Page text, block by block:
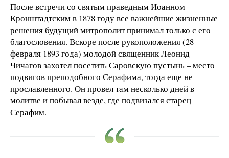
После встречи со святым праведным Иоанном
Кронштадтским в 1878 году все важнейшие жизненные
решения будущий митрополит принимал только с его
благословения. Вскоре после рукоположения (28
февраля 1893 года) молодой священник Леонид
Чичагов захотел посетить Саровскую пустынь – место
подвигов преподобного Серафима, тогда еще не
прославленного. Он провел там несколько дней в
молитве и побывал везде, где подвизался старец
Серафим.